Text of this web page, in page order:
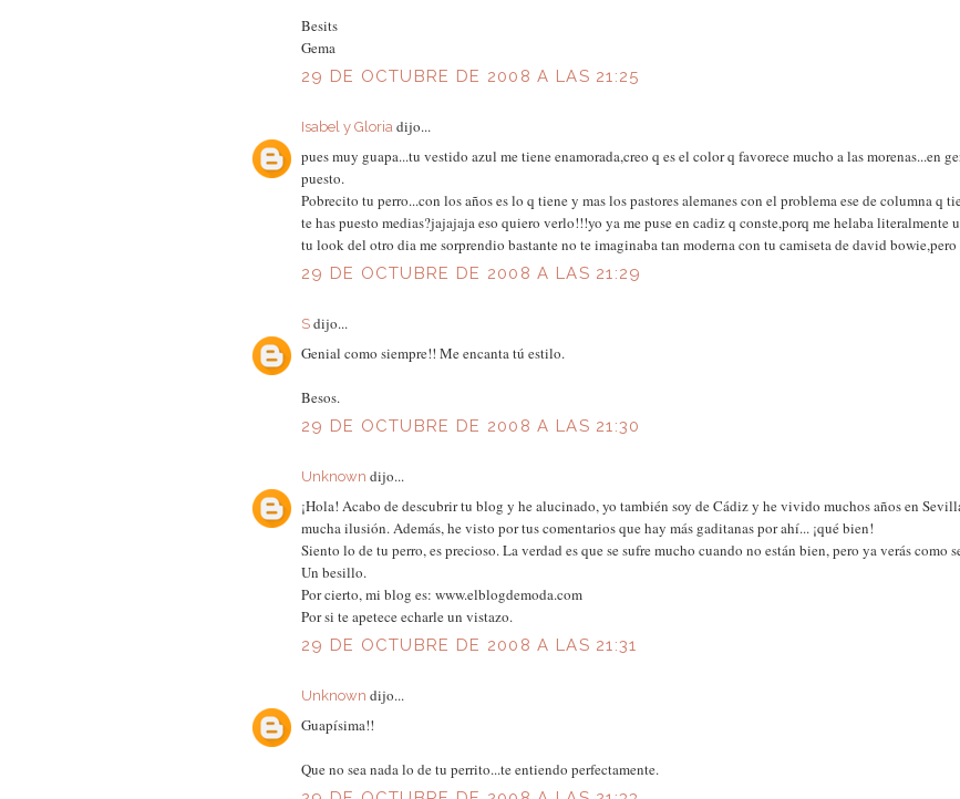
Besits
Gema
29 DE OCTUBRE DE 2008 A LAS 21:25
Isabel y Gloriadijo...
pues muy guapa...tu vestido azul me tiene enamorada,creo q es el color q favorece mucho a las morenas...en
puesto.
Pobrecito tu perro...con los años es lo q tiene y mas los pastores alemanes con el problema ese de columna q
te has puesto medias?jajajaja eso quiero verlo!!!yo ya me puse en cadiz q conste,porq me helaba literalmente
tu look del otro dia me sorprendio bastante no te imaginaba tan moderna con tu camiseta de david
29 DE OCTUBRE DE 2008 A LAS 21:29
Sdijo...
Genial como siempre!! Me encanta tú estilo.
Besos.
29 DE OCTUBRE DE 2008 A LAS 21:30
Unknown dijo...
¡Hola! Acabo de descubrir tu blog y he alucinado, yo también soy de Cádiz y he vivido muchos años en
mucha ilusión. Además, he visto por tus comentarios que hay más gaditanas por ahí... ¡qué bien!
Siento lo de tu perro, es precioso. La verdad es que se sufre mucho cuando no están bien, pero ya verás como
Un besillo.
Por cierto, mi blog es: www.elblogdemoda.com
Por si te apetece echarle un vistazo.
29 DE OCTUBRE DE 2008 A LAS 21:31
Unknown dijo...
Guapísima!!
Que no sea nada lo de tu perrito...te entiendo perfectamente.